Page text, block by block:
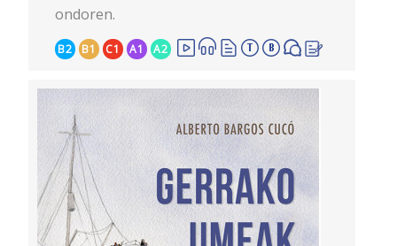
ondoren.
B2 B1 C1 A1 A2